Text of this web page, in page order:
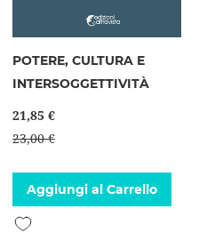
POTERE, CULTURA E
INTERSOGGETTIVITÀ
21,85 €
23,00 €
Aggiungi al Carrello
Aggiungi alla lista desideri